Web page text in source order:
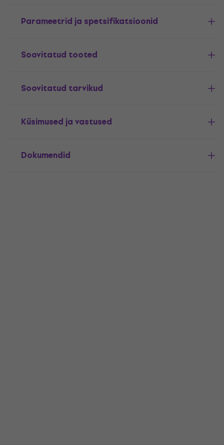
Parameetrid ja spetsifikatsioonid
Soovitatud tooted
Soovitatud tarvikud
Küsimused ja vastused
Dokumendid